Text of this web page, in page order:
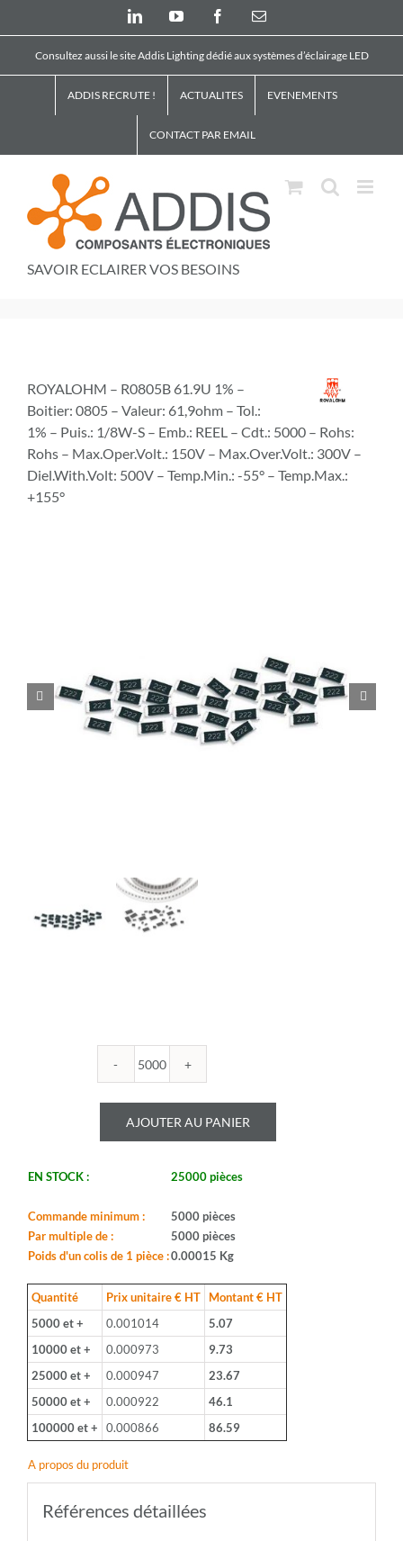
LinkedInYouTube FacebookEmail
Consultez aussi le site Addis Lighting dédié aux systèmes d’éclairage LED
ADDIS RECRUTE ! ACTUALITES EVENEMENTS
CONTACT PAR EMAIL
SAVOIR ECLAIRER VOS BESOINS
ROYALOHM – R0805B 61.9U 1% –
Boitier: 0805 – Valeur: 61,9ohm – Tol.:
1% – Puis.: 1/8W-S – Emb.: REEL – Cdt.: 5000 – Rohs:
Rohs – Max.Oper.Volt.: 150V – Max.Over.Volt.: 300V –
Diel.With.Volt: 500V – Temp.Min.: -55° – Temp.Max.:
+155°
 
quantité
ROYALOHM
-
R0805B
Boitier:
0805
-
61,9ohm
-
Tol.:
1%
-
Puis.:
1/8W-
S
-
-
Cdt.:
5000
AJOUTER AU PANIER
EN STOCK : 25000 pièces
Commande minimum :
5000 pièces
Par multiple de :
5000 pièces
Poids d'un colis de 1 pièce :0.00015 Kg
Quantité Prix unitaire € HT
Montant € HT
5000 et +
0.001014
5.07
10000 et +
0.000973
9.73
25000 et +
0.000947
23.67
50000 et +
0.000922
46.1
100000 et +
0.000866 86.59
A propos du produit
Références détaillées